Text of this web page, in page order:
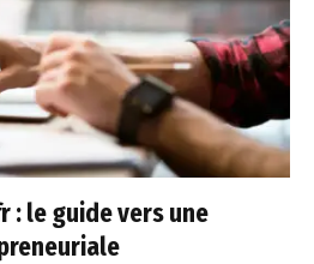
: le guide vers une